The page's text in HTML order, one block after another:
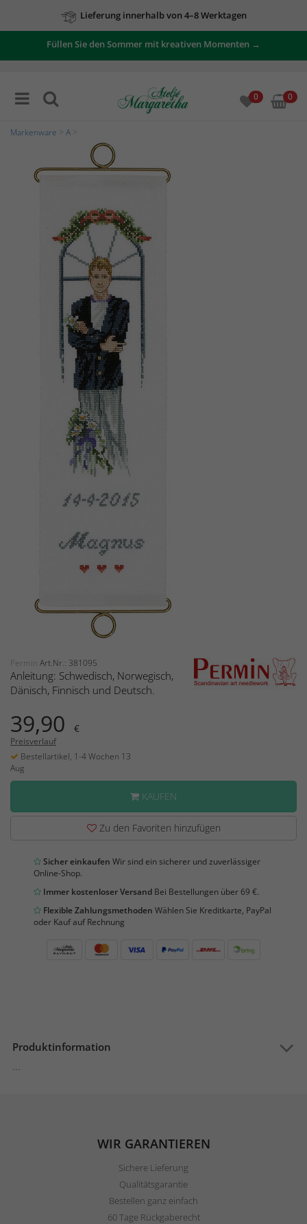
Lieferung innerhalb von 4–8 Werktagen
Füllen Sie den Sommer mit kreativen Momenten →
0 0
Markenware A
Permin Art.Nr.: 381095
Anleitung: Schwedisch, Norwegisch,
Dänisch, Finnisch und Deutsch.
39,90 €
Preisverlauf
Bestellartikel, 1-4 Wochen 13
Aug
KAUFEN
Zu den Favoriten hinzufügen
Sicher einkaufen Wir sind ein sicherer und zuverlässiger
Online-Shop.
Immer kostenloser Versand Bei Bestellungen über 69 €.
Flexible Zahlungsmethoden Wählen Sie Kreditkarte, PayPal
oder Kauf auf Rechnung
Produktinformation
...
WIR GARANTIEREN
Sichere Lieferung
Qualitätsgarantie
Bestellen ganz einfach
60 Tage Rückgaberecht